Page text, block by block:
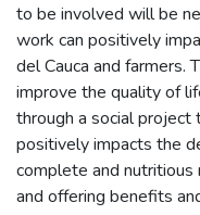
to be involved will be
work can positively
del Cauca and farmers.
improve the quality of
through a social
positively impacts the
complete and nutritious
and offering benefits